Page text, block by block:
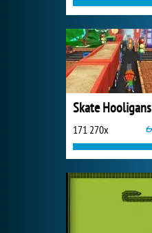
Skate Hooligans
171 270x